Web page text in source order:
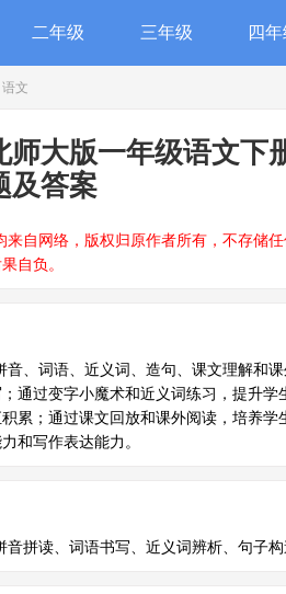
二年级 三年级 四
语文
师大版一年级语文下
及答案
来自网络，版权归原作者所有，不存储
自负。
音、词语、近义词、造句、课文理解和
通过变字小魔术和近义词练习，提升
累；通过课文回放和课外阅读，培养
和写作表达能力。
拼读、词语书写、近义词辨析、句子